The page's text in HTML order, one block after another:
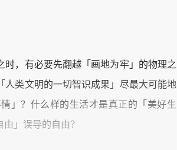
，有必要先翻越「画地为牢」的物理之
类文明的一切智识成果」尽最大可能地
」？什么样的生活才是真正的「美好生
」误导的自由？